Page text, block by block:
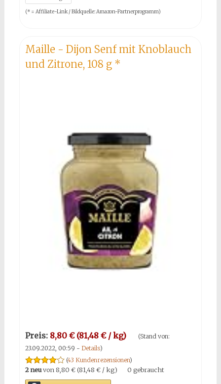
(* = Affiliate-Link / Bildquelle: Amazon-Partnerprogramm)
Maille - Dijon Senf mit Knoblauch
und Zitrone, 108 g *
Preis: 8,80 € (81,48 € / kg)
(Stand von:
23.09.2022, 00:59 - Details)
(43 Kundenrezensionen)
2 neuvon 8,80 € (81,48 € / kg) 0 gebraucht